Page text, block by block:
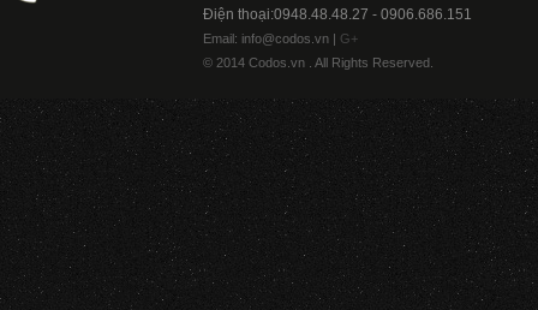
Điện thoại:0948.48.48.27 - 0906.686.151
Email: info@codos.vn | G+
© 2014 Codos.vn . All Rights Reserved.